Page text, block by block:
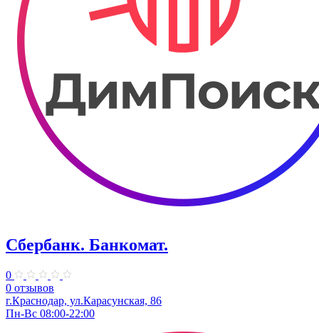
Сбербанк. Банкомат.
0
0 отзывов
г.Краснодар, ул.​​Карасунская, 86
Пн-Вс 08:00-22:00